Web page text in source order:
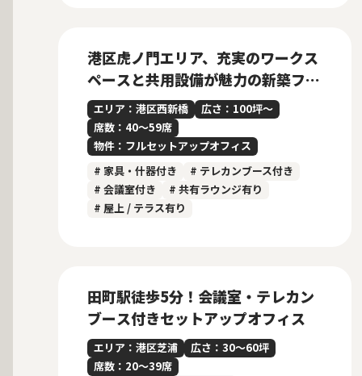
港区虎ノ門エリア、充実のワークス
ペースと共用設備が魅力の新築フル
セットアップオフィス
エリア：港区西新橋
広さ：100坪〜
席数：40〜59席
物件：フルセットアップオフィス
# 家具・什器付き
# テレカンブース付き
# 会議室付き
# 共有ラウンジ有り
# 屋上 / テラス有り
田町駅徒歩5分！会議室・テレカン
ブース付きセットアップオフィス
エリア：港区芝浦
広さ：30〜60坪
席数：20〜39席